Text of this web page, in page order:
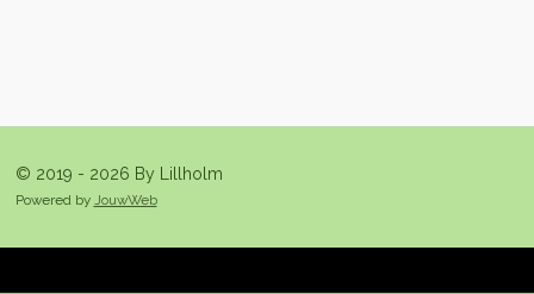
© 2019 - 2026 By Lillholm
Powered by JouwWeb